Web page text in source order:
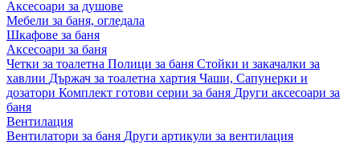
Аксесоари за душове
Мебели за баня, огледала
Шкафове за баня
Аксесоари за баня
Четки за тоалетна Полици за баня Стойки и закачалки за
хавлии Държач за тоалетна хартия Чаши, Сапунерки и
дозатори Комплект готови серии за баня Други аксесоари за
баня
Вентилация
Вентилатори за баня Други артикули за вентилация